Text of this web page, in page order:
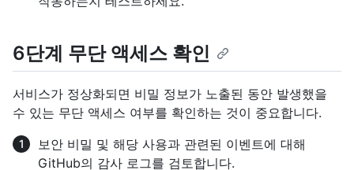
6단계 무단 액세스 확인
서비스가 정상화되면 비밀 정보가 노출된 동안 발생했을
수 있는 무단 액세스 여부를 확인하는 것이 중요합니다.
보안 비밀 및 해당 사용과 관련된 이벤트에 대해
GitHub의 감사 로그를 검토합니다.